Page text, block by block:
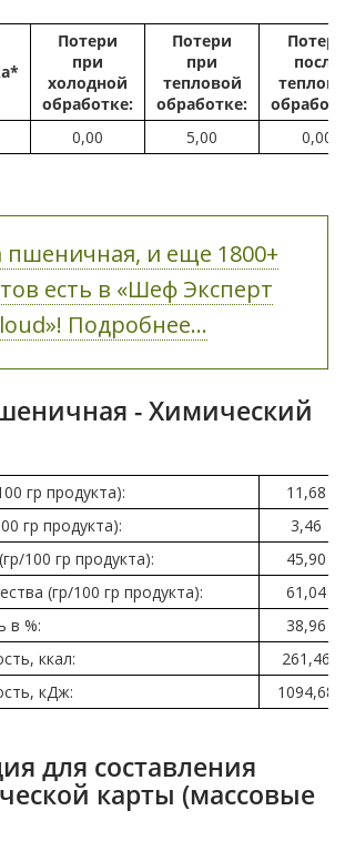
Потери
при
холодной
обработке:
Потери
при
тепловой
обработке:
после
0,00 5,00 0,00
пшеничная, и еще 1800+
есть в «Шеф Эксперт
Подробнее...
- Химический
гр продукта):
11,68
гр продукта):
3,46
100 гр продукта):
45,90
(гр/100 гр продукта):
61,04
в %:
38,96
ккал:
261,46
кДж:
1094,68
для составления
карты (массовые